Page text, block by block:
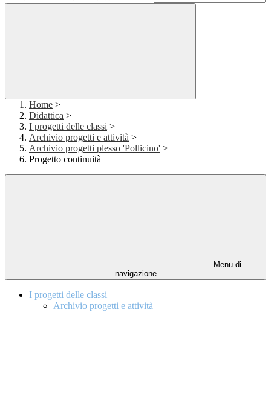
Home >
Didattica >
I progetti delle classi >
Archivio progetti e attività >
Archivio progetti plesso 'Pollicino' >
Progetto continuità
Menu di
navigazione
I progetti delle classi
Archivio progetti e attività